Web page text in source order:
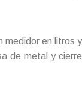
medidor en litros y
de metal y cierre